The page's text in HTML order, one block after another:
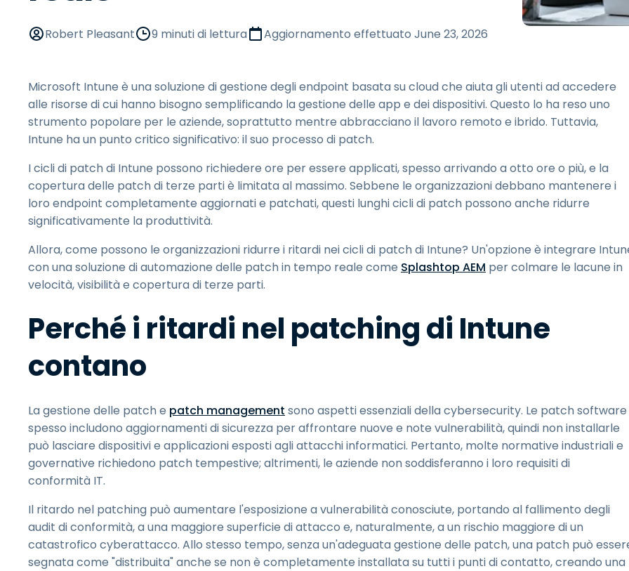
Accesso remoto tramite
RDP/SSH/VNC
Accesso remoto al
laboratorio
Sicurezza degli endpoint
Esplora tutte le esigenze Esplora
Robert Pleasant 9 minuti di lettura Aggiornamento effettuato June 23, 2026
Microsoft Intune è una soluzione di gestione degli endpoint basata su cloud che aiuta gli utenti ad accedere
alle risorse di cui hanno bisogno semplificando la gestione delle app e dei dispositivi. Questo lo ha reso uno
strumento popolare per le aziende, soprattutto mentre abbracciano il lavoro remoto e ibrido. Tuttavia,
Intune ha un punto critico significativo: il suo processo di patch.
I cicli di patch di Intune possono richiedere ore per essere applicati, spesso arrivando a otto ore o più, e la
copertura delle patch di terze parti è limitata al massimo. Sebbene le organizzazioni debbano mantenere i
loro endpoint completamente aggiornati e patchati, questi lunghi cicli di patch possono anche ridurre
significativamente la produttività.
Allora, come possono le organizzazioni ridurre i ritardi nei cicli di patch di Intune? Un'opzione è integrare
con una soluzione di automazione delle patch in tempo reale come Splashtop AEM per colmare le lacune in
velocità, visibilità e copertura di terze parti.
Perché i ritardi nel patching di Intune
contano
La gestione delle patch e patch management sono aspetti essenziali della cybersecurity. Le patch software
spesso includono aggiornamenti di sicurezza per affrontare nuove e note vulnerabilità, quindi non installarle
può lasciare dispositivi e applicazioni esposti agli attacchi informatici. Pertanto, molte normative industriali e
governative richiedono patch tempestive; altrimenti, le aziende non soddisferanno i loro requisiti di
conformità IT.
Il ritardo nel patching può aumentare l'esposizione a vulnerabilità conosciute, portando al fallimento degli
audit di conformità, a una maggiore superficie di attacco e, naturalmente, a un rischio maggiore di un
catastrofico cyberattacco. Allo stesso tempo, senza un'adeguata gestione delle patch, una patch può
segnata come "distribuita" anche se non è completamente installata su tutti i punti di contatto, creando una